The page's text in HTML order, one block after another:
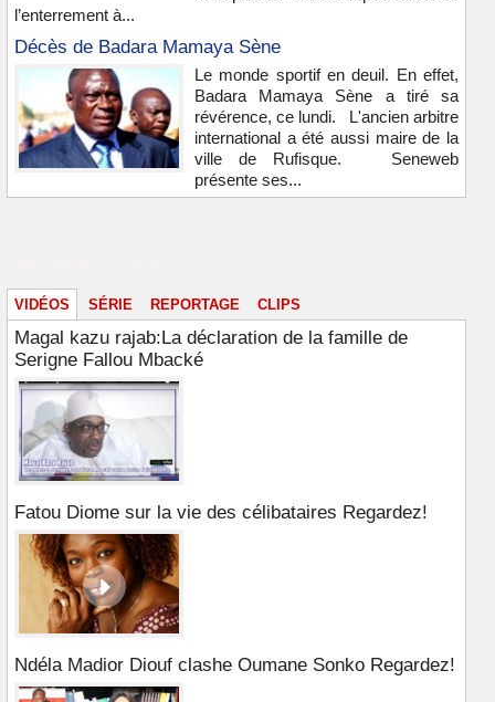
l’enterrement à...
Décès de Badara Mamaya Sène
Le monde sportif en deuil. En effet,
Badara Mamaya Sène a tiré sa
révérence, ce lundi. L'ancien arbitre
international a été aussi maire de la
ville de Rufisque. Seneweb
présente ses...
VIDÉOS SÉRIE REPORTAGE CLIPS
Magal kazu rajab:La déclaration de la famille de
Serigne Fallou Mbacké
Fatou Diome sur la vie des célibataires Regardez!
Ndéla Madior Diouf clashe Oumane Sonko Regardez!